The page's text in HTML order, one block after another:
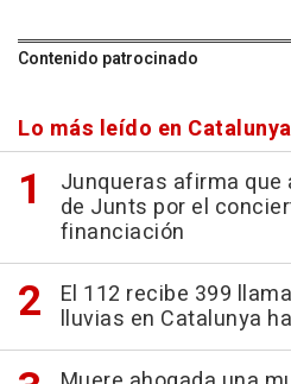
Contenido patrocinado
Lo más leído en Catalunya
Junqueras afirma que
de Junts por el
financiación
El 112 recibe 399
lluvias en Catalunya